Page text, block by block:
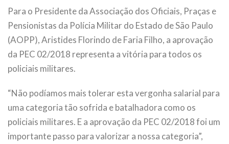
Para o Presidente da Associação dos Oficiais, Praças e
Pensionistas da Polícia Militar do Estado de São Paulo
(AOPP), Aristides Florindo de Faria Filho, a aprovação
da PEC 02/2018 representa a vitória para todos os
policiais militares.
“Não podíamos mais tolerar esta vergonha salarial para
uma categoria tão sofrida e batalhadora como os
policiais militares. E a aprovação da PEC 02/2018 foi um
importante passo para valorizar a nossa categoria”,